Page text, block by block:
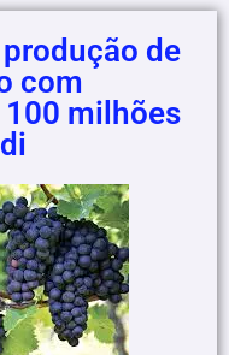
de
com
milhões